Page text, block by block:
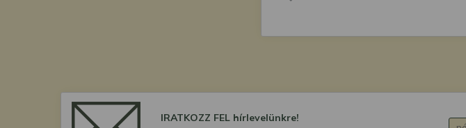
IRATKOZZ FEL hírlevelünkre!